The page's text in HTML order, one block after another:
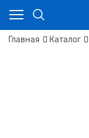
Главная Каталог